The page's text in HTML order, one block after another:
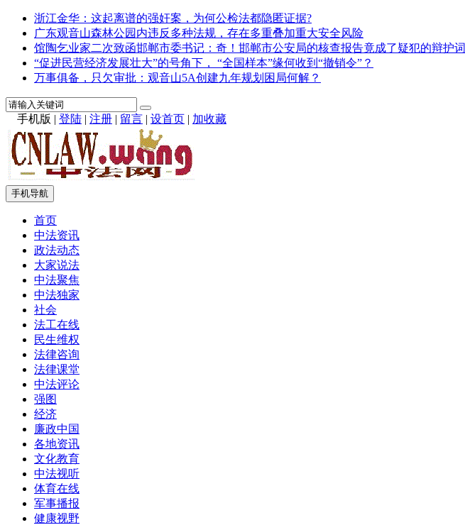
浙江金华：这起离谱的强奸案，为何公检法都隐匿证据?
广东观音山森林公园内违反多种法规，存在多重叠加重大安全风险
馆陶乞业家二次致函邯郸市委书记：奇！邯郸市公安局的核查报告竟成了疑犯的辩护词
“促进民营经济发展壮大”的号角下， “全国样本”缘何收到“撤销令”？
万事俱备，只欠审批：观音山5A创建九年规划困局何解？
手机版 | 登陆 | 注册 | 留言 | 设首页 | 加收藏
手机导航
首页
中法资讯
政法动态
大家说法
中法聚焦
中法独家
社会
法工在线
民生维权
法律咨询
法律课堂
中法评论
强图
经济
廉政中国
各地资讯
文化教育
中法视听
体育在线
军事播报
健康视野